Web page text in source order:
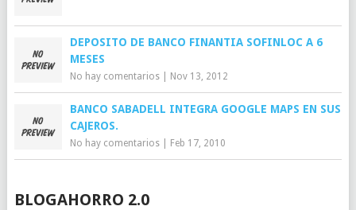
DEPOSITO DE BANCO FINANTIA SOFINLOC A 6
MESES
No hay comentarios| Nov 13, 2012
BANCO SABADELL INTEGRA GOOGLE MAPS EN SUS
CAJEROS.
No hay comentarios| Feb 17, 2010
BLOGAHORRO 2.0